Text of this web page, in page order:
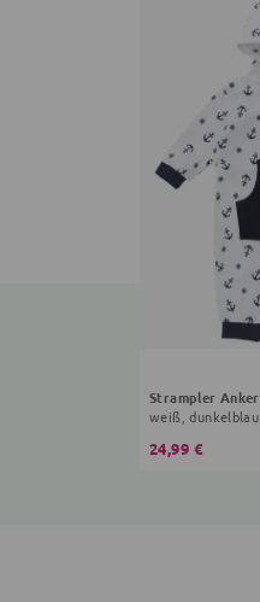
Strampler Anker
weiß, dunkelblau
24,99 €